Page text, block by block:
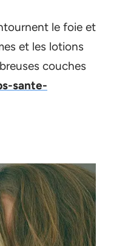
le foie et
et les lotions
couches
sante-